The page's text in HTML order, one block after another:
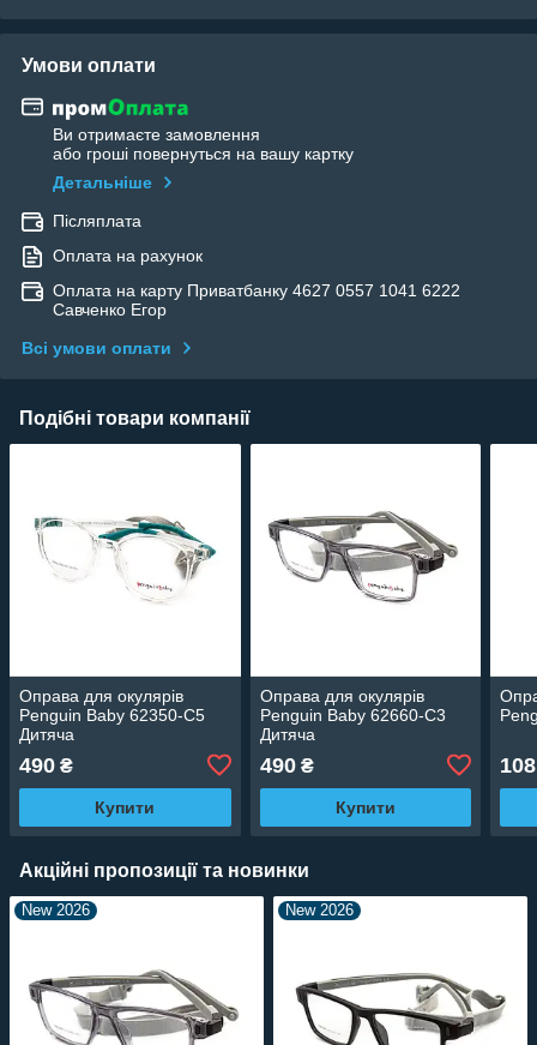
Умови оплати
Ви отримаєте замовлення
або гроші повернуться на вашу картку
Детальніше
Післяплата
Оплата на рахунок
Оплата на карту Приватбанку 4627 0557 1041 6222
Савченко Егор
Всі умови оплати
Подібні товари компанії
Оправа для окулярів
Penguin Baby 62350-C5
Дитяча
490 ₴
Купити
Оправа для окулярів
Penguin Baby 62660-C3
Дитяча
490₴
Купити
108
Акційні пропозиції та новинки
New 2026 New 2026